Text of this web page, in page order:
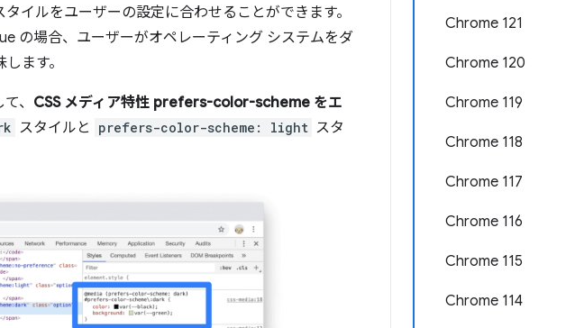
Chrome 121
Chrome 120
Chrome 119
Chrome 118
Chrome 117
Chrome 116
Chrome 115
Chrome 114
イルをユーザーの設定に合わせることができます。
の場合、ユーザーがオペレーティング システムをダ
ます。
、 CSS メディア特性 prefers-color-scheme をエ
スタイルと prefers-color-scheme: light スタ